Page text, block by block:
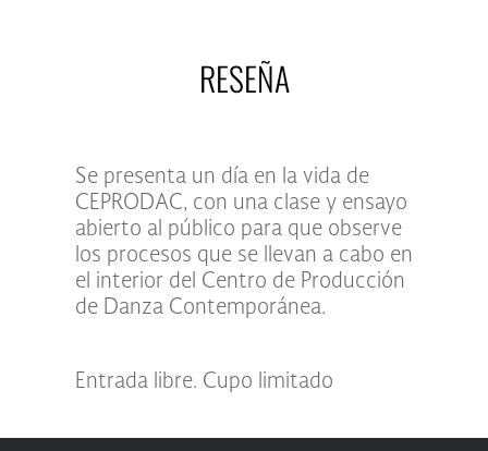
RESEÑA
Se presenta un día en la vida de
CEPRODAC, con una clase y ensayo
abierto al público para que observe
los procesos que se llevan a cabo en
el interior del Centro de Producción
de Danza Contemporánea.
Entrada libre. Cupo limitado